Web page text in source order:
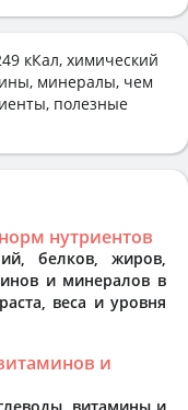
кКал, химический
минералы, чем
полезные
нутриентов
белков, жиров,
и минералов в
веса и уровня
и